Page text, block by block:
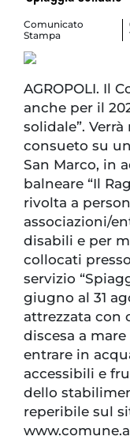
Comunicato
Stampa
AGROPOLI. Il
anche per il
solidale”.
consueto su
San Marco, in
balneare “Il
rivolta a
associazioni/
disabili e per
collocati
servizio
giugno al 31
attrezzata con
discesa a
entrare in
accessibili e
dello
reperibile sul